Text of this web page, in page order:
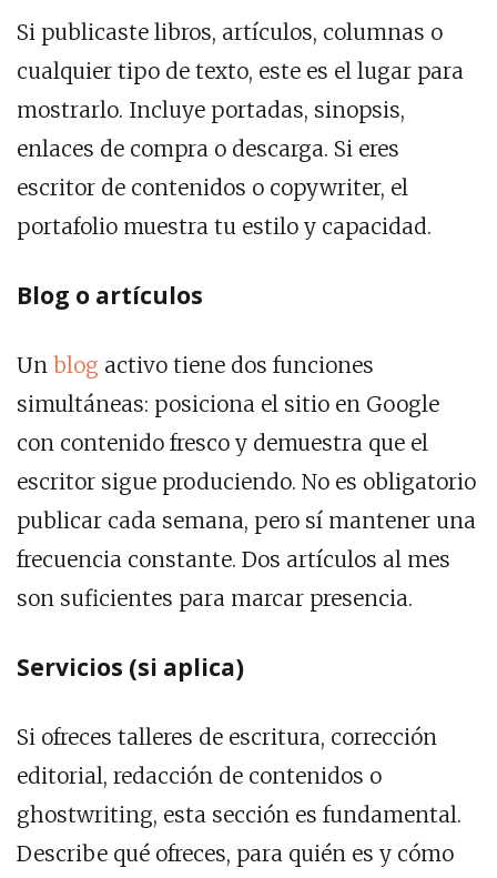
Si publicaste libros, artículos, columnas o
cualquier tipo de texto, este es el lugar para
mostrarlo. Incluye portadas, sinopsis,
enlaces de compra o descarga. Si eres
escritor de contenidos o copywriter, el
portafolio muestra tu estilo y capacidad.
Blog o artículos
Un blog activo tiene dos funciones
simultáneas: posiciona el sitio en Google
con contenido fresco y demuestra que el
escritor sigue produciendo. No es obligatorio
publicar cada semana, pero sí mantener una
frecuencia constante. Dos artículos al mes
son suficientes para marcar presencia.
Servicios (si aplica)
Si ofreces talleres de escritura, corrección
editorial, redacción de contenidos o
ghostwriting, esta sección es fundamental.
Describe qué ofreces, para quién es y cómo